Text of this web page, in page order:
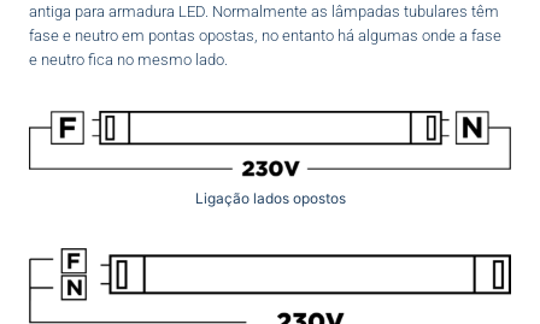
antiga para armadura LED. Normalmente as lâmpadas tubulares têm
fase e neutro em pontas opostas, no entanto há algumas onde a fase
e neutro fica no mesmo lado.
Ligação lados opostos